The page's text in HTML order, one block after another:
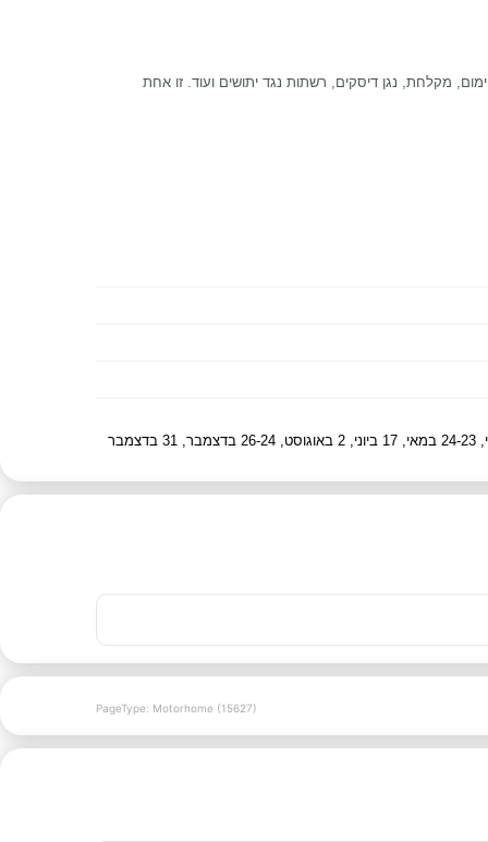
מקלחת, נגן דיסקים, רשתות נגד יתושים ועוד. זו אחת
PageType: Motorhome (15627)